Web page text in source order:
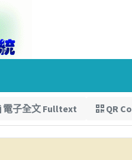
電子全文 Fulltext QR